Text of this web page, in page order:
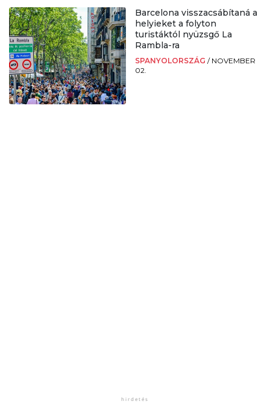
Barcelona visszacsábítaná a
helyieket a folyton
turistáktól nyüzsgő La
Rambla-ra
SPANYOLORSZÁG / NOVEMBER
02.